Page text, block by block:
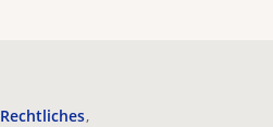
Rechtliches